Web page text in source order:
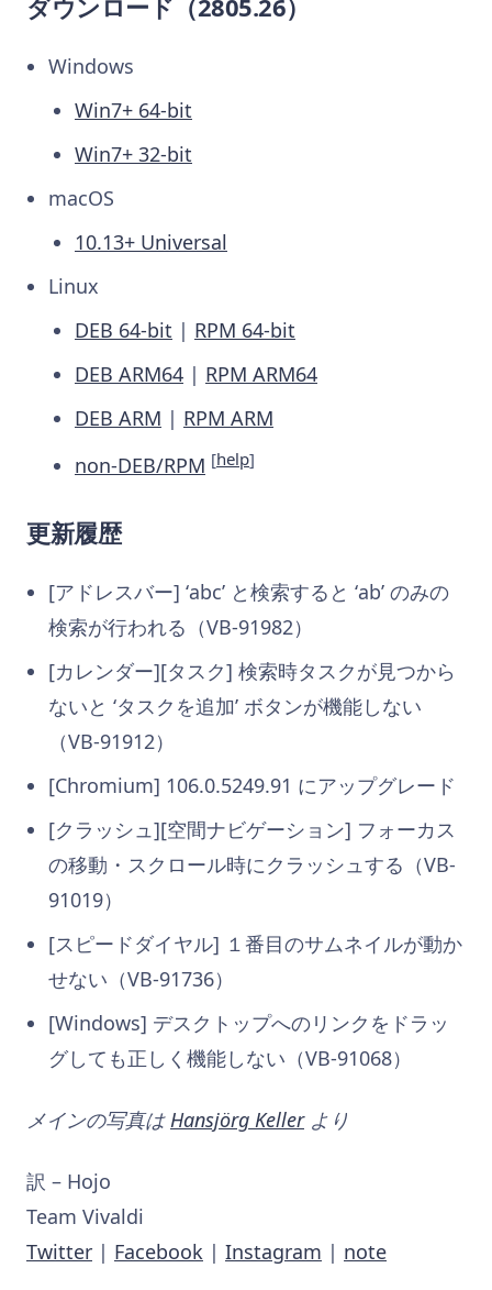
Windows
Win7+ 64-bit
Win7+ 32-bit
macOS
10.13+ Universal
Linux
DEB 64-bit | RPM 64-bit
DEB ARM64 | RPM ARM64
DEB ARM | RPM ARM
non-DEB/RPM [help]
更新履歴
[アドレスバー] ‘abc’ と検索すると ‘ab’ のみの
検索が行われる（VB-91982）
[カレンダー][タスク] 検索時タスクが見つから
ないと ‘タスクを追加’ ボタンが機能しない
（VB-91912）
[Chromium] 106.0.5249.91 にアップグレード
[クラッシュ][空間ナビゲーション] フォーカス
の移動・スクロール時にクラッシュする（VB-
91019）
[スピードダイヤル] １番目のサムネイルが動か
せない（VB-91736）
[Windows] デスクトップへのリンクをドラッ
グしても正しく機能しない（VB-91068）
メインの写真は Hansjörg Kellerより
訳 – Hojo
Team Vivaldi
Twitter | Facebook | Instagram | note